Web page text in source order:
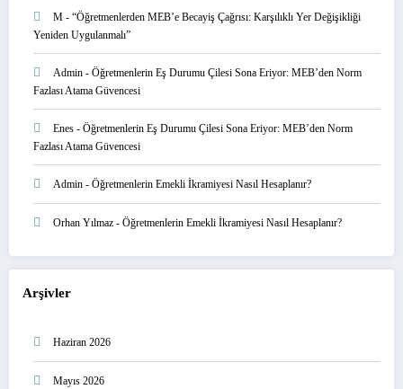
M - “Öğretmenlerden MEB’e Becayiş Çağrısı: Karşılıklı Yer Değişikliği
Yeniden Uygulanmalı”
Admin - Öğretmenlerin Eş Durumu Çilesi Sona Eriyor: MEB’den Norm
Fazlası Atama Güvencesi
Enes - Öğretmenlerin Eş Durumu Çilesi Sona Eriyor: MEB’den Norm
Fazlası Atama Güvencesi
Admin - Öğretmenlerin Emekli İkramiyesi Nasıl Hesaplanır?
Orhan Yılmaz - Öğretmenlerin Emekli İkramiyesi Nasıl Hesaplanır?
Arşivler
Haziran 2026
Mayıs 2026